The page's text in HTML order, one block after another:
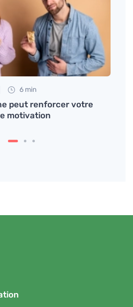
6 min
peut renforcer votre
motivation